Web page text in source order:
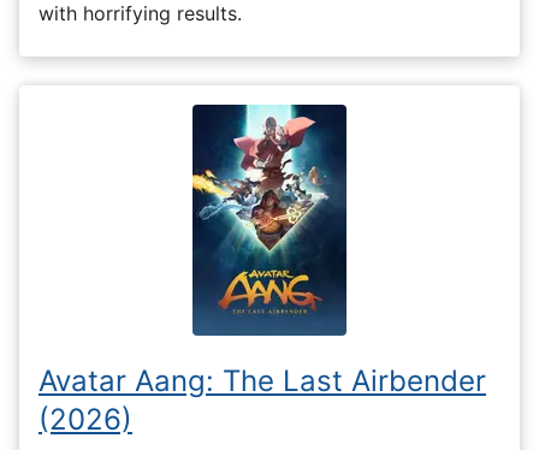
with horrifying results.
Avatar Aang: The Last Airbender
(2026)